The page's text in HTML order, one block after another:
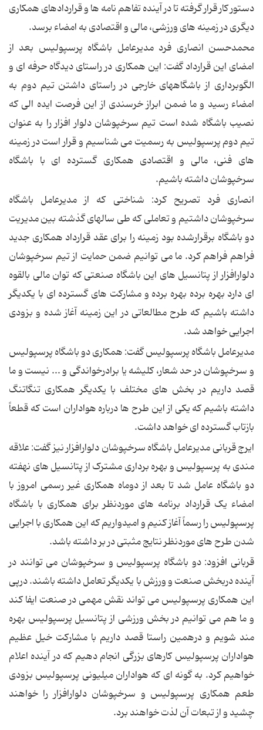
دستور کار قرار گرفته تا در آینده تفاهم نامه ها و قراردادهای همکاری
دیگری در زمینه های ورزشی، مالی و اقتصادی به امضاء برسد.
محمدحسن انصاری فرد مدیرعامل باشگاه پرسپولیس بعد از
امضای این قرارداد گفت: این همکاری در راستای دیدگاه حرفه ای و
الگوبرداری از باشگاههای خارجی در راستای داشتن تیم دوم به
امضاء رسید و ما ضمن ابراز خرسندی از این فرصت ایده الی که
نصیب باشگاه شده است تیم سرخپوشان دلوار افزار را به عنوان
تیم دوم پرسپولیس به رسمیت می شناسیم و قرار است در زمینه
های فنی، مالی و اقتصادی همکاری گسترده ای با باشگاه
سرخپوشان داشته باشیم.
انصاری فرد تصریح کرد: شناختی که از مدیرعامل باشگاه
سرخپوشان داشتیم و تعاملی که طی سالهای گذشته بین مدیریت
دو باشگاه برقرارشده بود زمینه را برای عقد قرارداد همکاری جدید
فراهم فراهم کرد. ما می توانیم ضمن حمایت از تیم سرخپوشان
دلوارافزار از پتانسیل های این باشگاه صنعتی که توان مالی بالقوه
ای دارد بهره برده بهره برده و مشارکت های گسترده ای با یکدیگر
داشته باشیم که طرح مطالعاتی در این زمینه آغاز شده و بزودی
اجرایی خواهد شد.
مدیرعامل باشگاه پرسپولیس گفت: همکاری دو باشگاه پرسپولیس
و سرخپوشان در حد شعار، کلیشه یا برادرخواندگی و ... نیست و ما
قصد داریم در بخش های مختلف با یکدیگر همکاری تنگاتنگ
داشته باشیم که یکی از این طرح ها درباره هواداران است که قطعاً
بازتاب گسترده ای خواهد داشت.
ایرج قربانی مدیرعامل باشگاه سرخپوشان دلوارافزار نیز گفت: علاقه
مندی به پرسپولیس و بهره برداری مشترک از پتانسیل های نهفته
دو باشگاه عامل شد تا بعد از دوماه همکاری غیر رسمی امروز با
امضاء یک قرارداد برنامه های موردنظر برای همکاری با باشگاه
پرسپولیس را رسماً آغاز کنیم و امیدواریم که این همکاری با اجرایی
شدن طرح های موردنظر نتایج مثبتی در بر داشته باشد.
قربانی افزود: دو باشگاه پرسپولیس و سرخپوشان می توانند در
آینده دربخش صنعت و ورزش با یکدیگر تعامل داشته باشند. درپی
این همکاری پرسپولیس می تواند نقش مهمی در صنعت ایفا کند
و ما هم می توانیم در بخش ورزشی از پتانسیل پرسپولیس بهره
مند شویم و درهمین راستا قصد داریم با مشارکت خیل عظیم
هواداران پرسپولیس کارهای بزرگی انجام دهیم که در آینده اعلام
خواهیم کرد. به گونه ای که هواداران میلیونی پرسپولیس بزودی
طعم همکاری پرسپولیس و سرخپوشان دلوارافزار را خواهند
چشید و از تبعات آن لذت خواهند برد.